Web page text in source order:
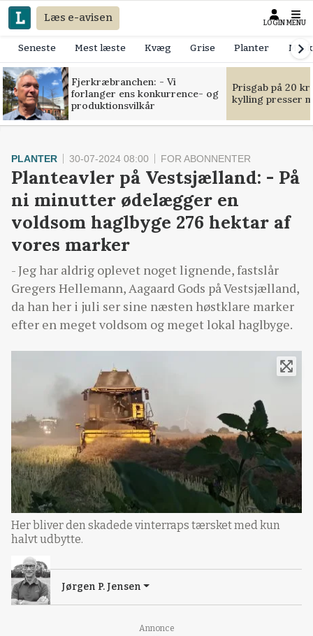
Læs e-avisen LOGIN MENU
Seneste Mest læste Kvæg Grise Planter
Fjerkræbranchen: - Vi
forlanger ens konkurrence- og
produktionsvilkår
Prisgab på 20
kylling presser
Annonce
PLANTER 30-07-2024 08:00 FOR ABONNENTER
Planteavler på Vestsjælland: - På
ni minutter ødelægger en
voldsom haglbyge 276 hektar af
vores marker
- Jeg har aldrig oplevet noget lignende, fastslår
Gregers Hellemann, Aagaard Gods på Vestsjælland,
da han her i juli ser sine næsten høstklare marker
efter en meget voldsom og meget lokal haglbyge.
Her bliver den skadede vinterraps tærsket med kun
halvt udbytte.
Jørgen P. Jensen